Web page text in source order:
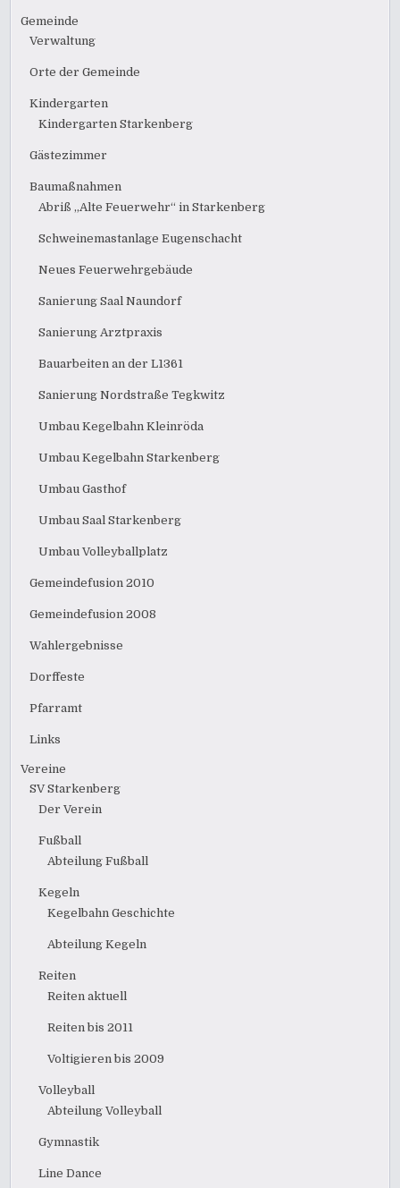
Gemeinde
Verwaltung
Orte der Gemeinde
Kindergarten
Kindergarten Starkenberg
Gästezimmer
Baumaßnahmen
Abriß „Alte Feuerwehr“ in Starkenberg
Schweinemastanlage Eugenschacht
Neues Feuerwehrgebäude
Sanierung Saal Naundorf
Sanierung Arztpraxis
Bauarbeiten an der L1361
Sanierung Nordstraße Tegkwitz
Umbau Kegelbahn Kleinröda
Umbau Kegelbahn Starkenberg
Umbau Gasthof
Umbau Saal Starkenberg
Umbau Volleyballplatz
Gemeindefusion 2010
Gemeindefusion 2008
Wahlergebnisse
Dorffeste
Pfarramt
Links
Vereine
SV Starkenberg
Der Verein
Fußball
Abteilung Fußball
Kegeln
Kegelbahn Geschichte
Abteilung Kegeln
Reiten
Reiten aktuell
Reiten bis 2011
Voltigieren bis 2009
Volleyball
Abteilung Volleyball
Gymnastik
Line Dance